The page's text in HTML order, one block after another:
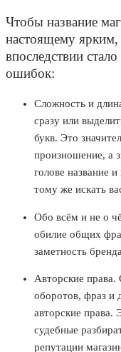
Чтобы название
настоящему
впоследствии
ошибок:
Сложность и
сразу или
букв. Это
произношение, а
голове название
тому же искать
Обо всём и не о
обилие общих
заметность
Авторские права.
оборотов, фраз и
авторские права.
судебные
репутации